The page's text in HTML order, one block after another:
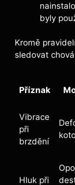
byly
Kromě
sledovat
Příznak
Vibrace
při
brzdění
Hluk při